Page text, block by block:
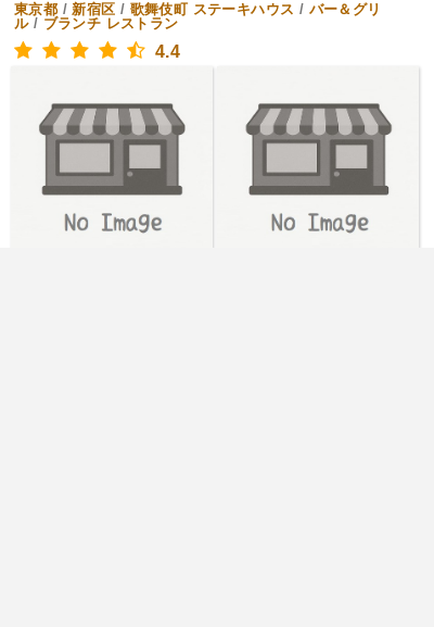
東京都 /新宿区 / 歌舞伎町 ステーキハウス / バー＆グリ
ル/ ブランチ レストラン
4.4